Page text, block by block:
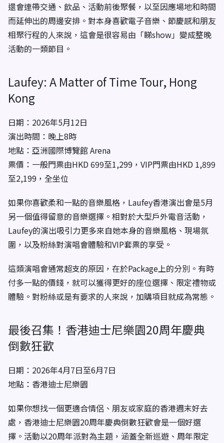
還會連帶交通、飲品、活動前後聚餐，以至因應場地和時間
而延伸出的周邊安排。對本身喜歡電子音樂、節慶感和朋友
相聚行程的人來說，這會是很容易由「睇show」變成整晚
活動的一類節目。
Laufey: A Matter of Time Tour, Hong
Kong
日期：2026年5月12日
演出時間：晚上8時
地點：亞洲國際博覽館 Arena
票價：一般門票由HKD 699至1,299，VIP門票由HKD 1,899
至2,199，全坐位
如果你喜歡柔和一點的音樂風格，Laufey香港演出會是5月
另一個值得留意的音樂選擇。相對於大型戶外電音活動，
Laufey的演出吸引力更多來自她本身的音樂風格、現場氛
圍，以及粉絲對演唱會體驗和VIP套票的享受。
這類演唱會通常超支的原因，在於Package上的分別。有時
付多一點的價錢，就可以獲得更好的座位選擇、限定禮物或
體驗。對粉絲或是有要求的人來說，加購項目就成為常態。
最後召集！香港迪士尼樂園20周年慶典
倒數狂歡
日期：2026年4月7日至6月7日
地點：香港迪士尼樂園
如果你想找一個更適合情侶、朋友或家庭的香港週末好去
處，香港迪士尼樂園20周年慶典倒數狂歡會是一個好選
擇。活動以20周年派對為主題，涵蓋全新巡遊、周年限定